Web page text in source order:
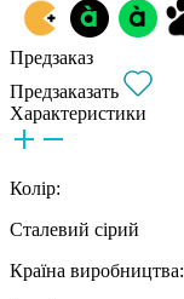
Предзаказ
Предзаказать
Характеристики
Колір:
Сталевий сірий
Країна виробництва: